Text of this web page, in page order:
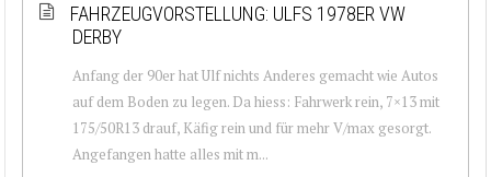
FAHRZEUGVORSTELLUNG: ULFS 1978ER VW
DERBY
Anfang der 90er hat Ulf nichts Anderes gemacht wie Autos
auf dem Boden zu legen. Da hiess: Fahrwerk rein, 7×13 mit
175/50R13 drauf, Käfig rein und für mehr V/max gesorgt.
Angefangen hatte alles mit m...